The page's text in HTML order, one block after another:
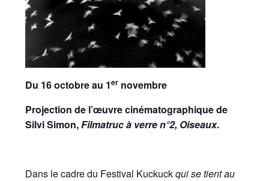
Du 16 octobre au 1er novembre
Projection de l’œuvre cinématographique de
Silvi Simon,Filmatruc à verre n°2, Oiseaux.
Dans le cadre du Festival Kuckuckqui setient au